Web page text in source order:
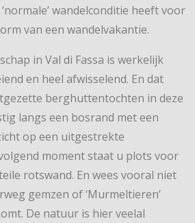
wandelconditie heeft voor
van een wandelvakantie.
in Val di Fassa is werkelijk
en heel afwisselend. En dat
berghuttentochten in deze
langs een bosrand met een
op een uitgestrekte
moment staat u plots voor
rotswand. En wees vooral niet
gemzen of ‘Murmeltieren’
De natuur is hier veelal